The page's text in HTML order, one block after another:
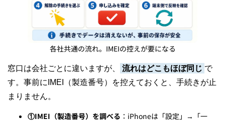
各社共通の流れ。IMEIの控えが要になる
窓口は会社ごとに違いますが、 流れはどこもほぼ同じ で
す。事前にIMEI（製造番号）を控えておくと、手続きが止
まりません。
①IMEI（製造番号）を調べる ：iPhoneは「設定」→「一